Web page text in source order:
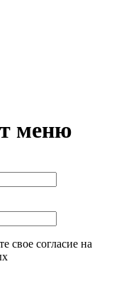
меню
свое согласие на